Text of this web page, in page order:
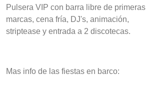
Pulsera VIP con barra libre de primeras
marcas, cena fría, DJ's, animación,
striptease y entrada a 2 discotecas.
Mas info de las fiestas en barco: